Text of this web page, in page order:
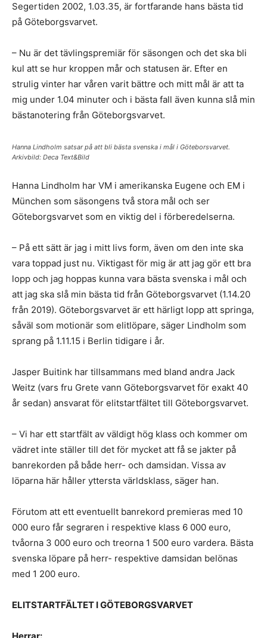
Segertiden 2002, 1.03.35, är fortfarande hans bästa tid
på Göteborgsvarvet.
– Nu är det tävlingspremiär för säsongen och det ska bli
kul att se hur kroppen mår och statusen är. Efter en
strulig vinter har våren varit bättre och mitt mål är att ta
mig under 1.04 minuter och i bästa fall även kunna slå min
bästanotering från Göteborgsvarvet.
Hanna Lindholm satsar på att bli bästa svenska i mål i Göteborsvarvet.
Arkivbild: Deca Text&Bild
Hanna Lindholm har VM i amerikanska Eugene och EM i
München som säsongens två stora mål och ser
Göteborgsvarvet som en viktig del i förberedelserna.
– På ett sätt är jag i mitt livs form, även om den inte ska
vara toppad just nu. Viktigast för mig är att jag gör ett bra
lopp och jag hoppas kunna vara bästa svenska i mål och
att jag ska slå min bästa tid från Göteborgsvarvet (1.14.20
från 2019). Göteborgsvarvet är ett härligt lopp att springa,
såväl som motionär som elitlöpare, säger Lindholm som
sprang på 1.11.15 i Berlin tidigare i år.
Jasper Buitink har tillsammans med bland andra Jack
Weitz (vars fru Grete vann Göteborgsvarvet för exakt 40
år sedan) ansvarat för elitstartfältet till Göteborgsvarvet.
– Vi har ett startfält av väldigt hög klass och kommer om
vädret inte ställer till det för mycket att få se jakter på
banrekorden på både herr- och damsidan. Vissa av
löparna här håller yttersta världsklass, säger han.
Förutom att ett eventuellt banrekord premieras med 10
000 euro får segraren i respektive klass 6 000 euro,
tvåorna 3 000 euro och treorna 1 500 euro vardera. Bästa
svenska löpare på herr- respektive damsidan belönas
med 1 200 euro.
ELITSTARTFÄLTET I GÖTEBORGSVARVET